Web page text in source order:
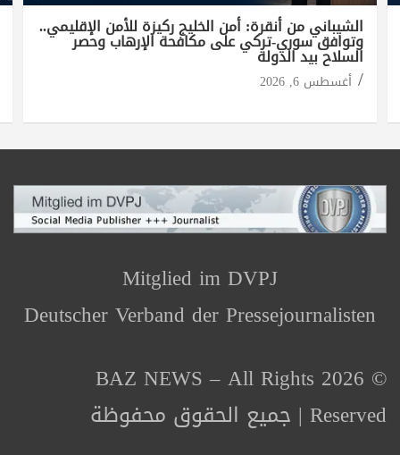
الشيباني من أنقرة: أمن الخليج ركيزة للأمن الإقليمي..
وتوافق سوري-تركي على مكافحة الإرهاب وحصر
السلاح بيد الدولة
أغسطس 6, 2026
Mitglied im DVPJ
Deutscher Verband der Pressejournalisten
© 2026 BAZ NEWS – All Rights
Reserved | جميع الحقوق محفوظة